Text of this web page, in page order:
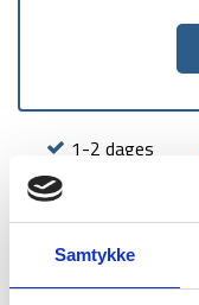
Samtykke
1-2 dages